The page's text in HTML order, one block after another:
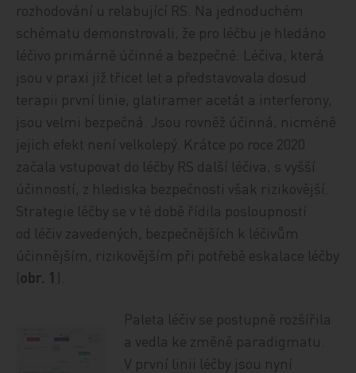
rozhodování u relabující RS. Na jednoduchém
schématu demonstrovali, že pro léčbu je hledáno
léčivo primárně účinné a bezpečné. Léčiva, která
jsou v praxi již třicet let a představovala dosud
terapii první linie, glatiramer acetát a interferony,
jsou velmi bezpečná. Jsou rovněž účinná, nicméně
jejich efekt není velkolepý. Krátce po roce 2020
začala vstupovat do léčby RS další léčiva, s vyšší
účinností, z hlediska bezpečnosti však rizikovější.
Strategie léčby se v té době řídila posloupností
od léčiv zavedených, bezpečnějších k léčivům
účinnějším, rizikovějším při potřebě eskalace léčby
(obr. 1 ).
Paleta léčiv se postupně rozšířila
a vedla ke změně paradigmatu.
V první linii léčby jsou nyní